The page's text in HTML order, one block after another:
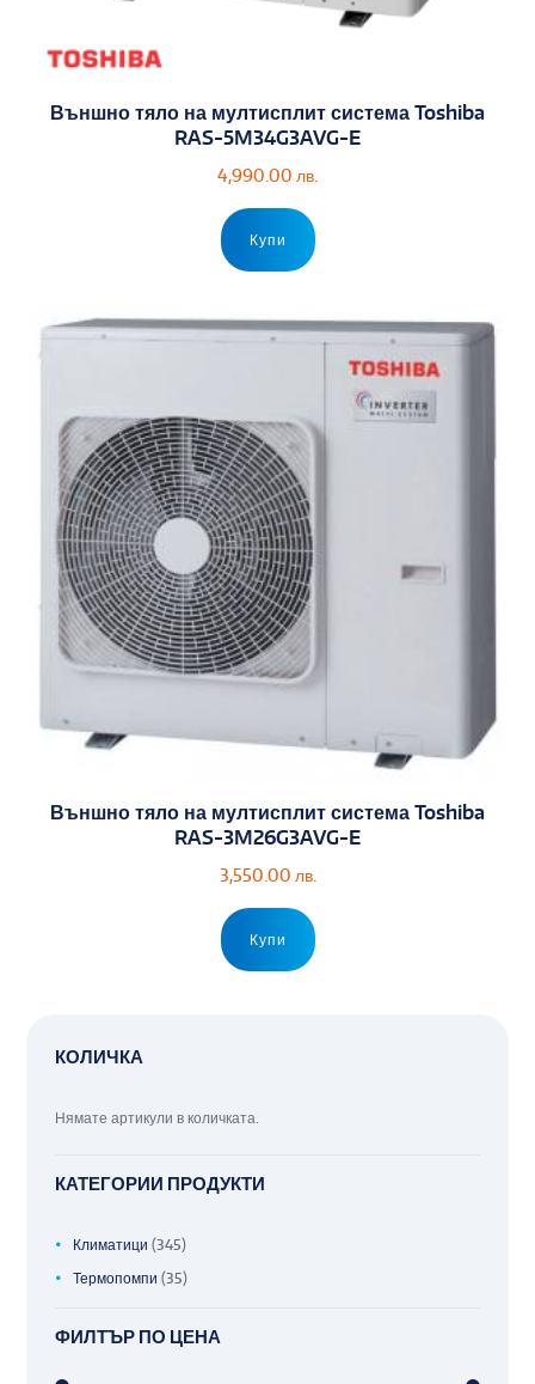
Външно тяло на мултисплит система Toshiba
RAS-5M34G3AVG-E
4,990.00 лв.
Купи
Външно тяло на мултисплит система Toshiba
RAS-3M26G3AVG-E
3,550.00 лв.
Купи
КОЛИЧКА
Нямате артикули в количката.
КАТЕГОРИИ ПРОДУКТИ
Климатици (345)
Термопомпи (35)
ФИЛТЪР ПО ЦЕНА